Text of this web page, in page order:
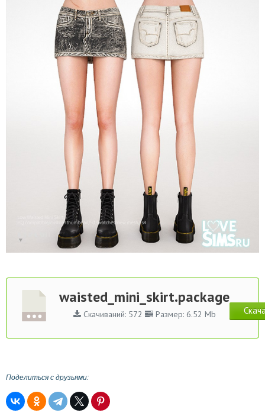
waisted_mini_skirt.package
Скачиваний: 572 Размер: 6.52 Mb
Поделиться с друзьями: